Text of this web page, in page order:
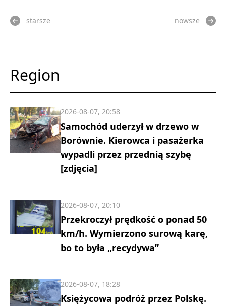
starsze nowsze
Region
Samochód uderzył w drzewo w
Borównie. Kierowca i pasażerka
wypadli przez przednią szybę
[zdjęcia]
2026-08-07, 20:58
Przekroczył prędkość o ponad 50
km/h. Wymierzono surową karę,
bo to była „recydywa”
2026-08-07, 20:10
Księżycowa podróż przez Polskę.
2026-08-07, 18:28